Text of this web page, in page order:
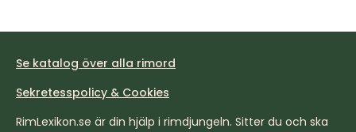
Se katalog över alla rimord
Sekretesspolicy & Cookies
RimLexikon.se är din hjälp i rimdjungeln. Sitter du och ska